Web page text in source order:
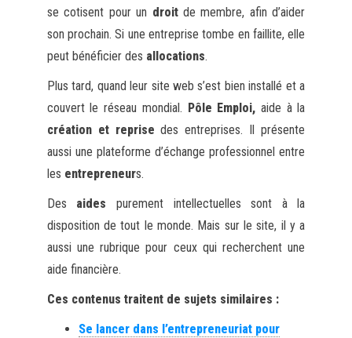
se cotisent pour un droitde membre, afin d’aider
son prochain. Si une entreprise tombe en faillite, elle
peut bénéficier des allocations.
Plus tard, quand leur site web s’est bien installé et a
couvert le réseau mondial. Pôle Emploi, aide à la
création et reprise des entreprises. Il présente
aussi une plateforme d’échange professionnel entre
les entrepreneurs.
Des aides purement intellectuelles sont à la
disposition de tout le monde. Mais sur le site, il y a
aussi une rubrique pour ceux qui recherchent une
aide financière.
Ces contenus traitent de sujets similaires :
Se lancer dans l’entrepreneuriat pour